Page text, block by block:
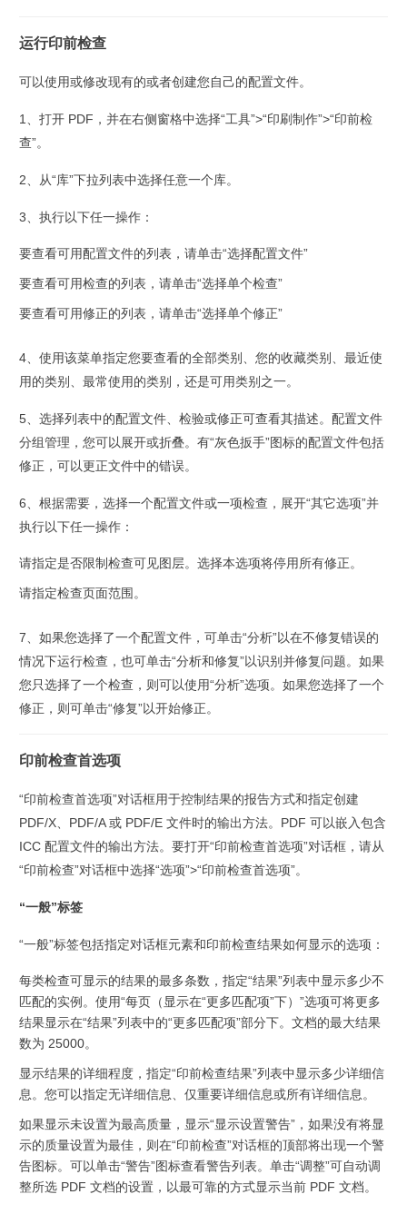
运行印前检查
可以使用或修改现有的或者创建您自己的配置文件。
1、打开 PDF，并在右侧窗格中选择“工具”>“印刷制作”>“印前检
查”。
2、从“库”下拉列表中选择任意一个库。
3、执行以下任一操作：
要查看可用配置文件的列表，请单击“选择配置文件”
要查看可用检查的列表，请单击“选择单个检查”
要查看可用修正的列表，请单击“选择单个修正”
4、使用该菜单指定您要查看的全部类别、您的收藏类别、最近使
用的类别、最常使用的类别，还是可用类别之一。
5、选择列表中的配置文件、检验或修正可查看其描述。配置文件
分组管理，您可以展开或折叠。有“灰色扳手”图标的配置文件包括
修正，可以更正文件中的错误。
6、根据需要，选择一个配置文件或一项检查，展开“其它选项”并
执行以下任一操作：
请指定是否限制检查可见图层。选择本选项将停用所有修正。
请指定检查页面范围。
7、如果您选择了一个配置文件，可单击“分析”以在不修复错误的
情况下运行检查，也可单击“分析和修复”以识别并修复问题。如果
您只选择了一个检查，则可以使用“分析”选项。如果您选择了一个
修正，则可单击“修复”以开始修正。
印前检查首选项
“印前检查首选项”对话框用于控制结果的报告方式和指定创建
PDF/X、PDF/A 或 PDF/E 文件时的输出方法。PDF 可以嵌入包含
ICC 配置文件的输出方法。要打开“印前检查首选项”对话框，请从
“印前检查”对话框中选择“选项”>“印前检查首选项”。
“一般”标签
“一般”标签包括指定对话框元素和印前检查结果如何显示的选项：
每类检查可显示的结果的最多条数，指定“结果”列表中显示多少不
匹配的实例。使用“每页（显示在“更多匹配项”下）”选项可将更多
结果显示在“结果”列表中的“更多匹配项”部分下。文档的最大结果
数为 25000。
显示结果的详细程度，指定“印前检查结果”列表中显示多少详细信
息。您可以指定无详细信息、仅重要详细信息或所有详细信息。
如果显示未设置为最高质量，显示“显示设置警告”，如果没有将显
示的质量设置为最佳，则在“印前检查”对话框的顶部将出现一个警
告图标。可以单击“警告”图标查看警告列表。单击“调整”可自动调
整所选 PDF 文档的设置，以最可靠的方式显示当前 PDF 文档。